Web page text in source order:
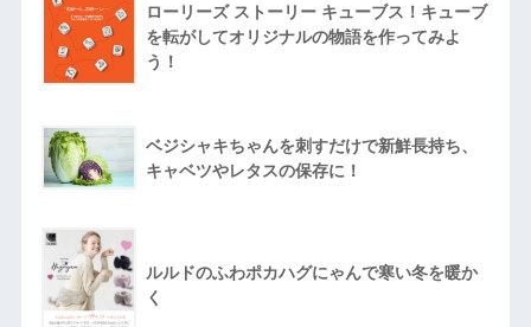
ローリーズ ストーリー キューブス！キューブ
を転がしてオリジナルの物語を作ってみよ
う！
ベジシャキちゃんを刺すだけで新鮮長持ち、
キャベツやレタスの保存に！
ルルドのふわポカハグにゃんで寒い冬を暖か
く